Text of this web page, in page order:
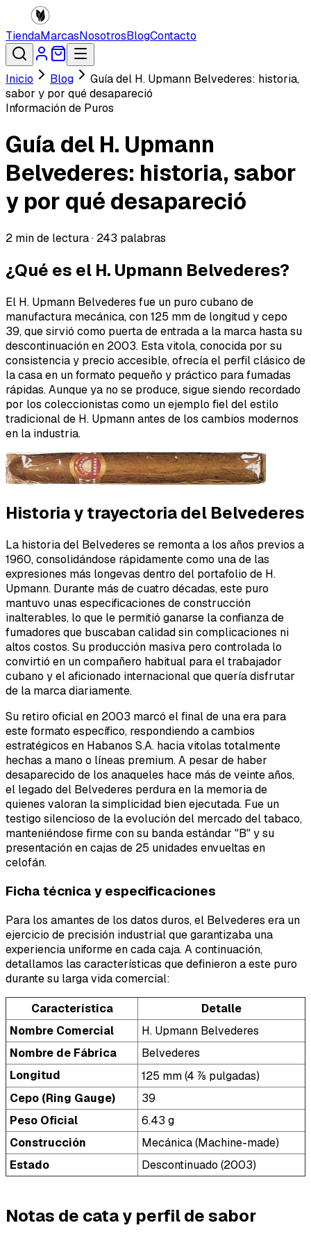
TiendaMarcasNosotrosBlogContacto
Inicio Blog
Guía del H. Upmann Belvederes: historia,
sabor y por qué desapareció
Información de Puros
Guía del H. Upmann
Belvederes: historia, sabor
y por qué desapareció
2 min de lectura · 243 palabras
¿Qué es el H. Upmann Belvederes?
El H. Upmann Belvederes fue un puro cubano de
manufactura mecánica, con 125 mm de longitud y cepo
39, que sirvió como puerta de entrada a la marca hasta su
descontinuación en 2003. Esta vitola, conocida por su
consistencia y precio accesible, ofrecía el perfil clásico de
la casa en un formato pequeño y práctico para fumadas
rápidas. Aunque ya no se produce, sigue siendo recordado
por los coleccionistas como un ejemplo fiel del estilo
tradicional de H. Upmann antes de los cambios modernos
en la industria.
Historia y trayectoria del Belvederes
La historia del Belvederes se remonta a los años previos a
1960, consolidándose rápidamente como una de las
expresiones más longevas dentro del portafolio de H.
Upmann. Durante más de cuatro décadas, este puro
mantuvo unas especificaciones de construcción
inalterables, lo que le permitió ganarse la confianza de
fumadores que buscaban calidad sin complicaciones ni
altos costos. Su producción masiva pero controlada lo
convirtió en un compañero habitual para el trabajador
cubano y el aficionado internacional que quería disfrutar
de la marca diariamente.
Su retiro oficial en 2003 marcó el final de una era para
este formato específico, respondiendo a cambios
estratégicos en Habanos S.A. hacia vitolas totalmente
hechas a mano o líneas premium. A pesar de haber
desaparecido de los anaqueles hace más de veinte años,
el legado del Belvederes perdura en la memoria de
quienes valoran la simplicidad bien ejecutada. Fue un
testigo silencioso de la evolución del mercado del tabaco,
manteniéndose firme con su banda estándar "B" y su
presentación en cajas de 25 unidades envueltas en
celofán.
Ficha técnica y especificaciones
Para los amantes de los datos duros, el Belvederes era un
ejercicio de precisión industrial que garantizaba una
experiencia uniforme en cada caja. A continuación,
detallamos las características que definieron a este puro
durante su larga vida comercial:
Característica
Detalle
Nombre Comercial
H. Upmann Belvederes
Nombre de Fábrica
Belvederes
Longitud
125 mm (4 ⅞ pulgadas)
Cepo (Ring Gauge)
39
Peso Oficial
6.43 g
Construcción
Mecánica (Machine-made)
Estado
Descontinuado (2003)
Notas de cata y perfil de sabor